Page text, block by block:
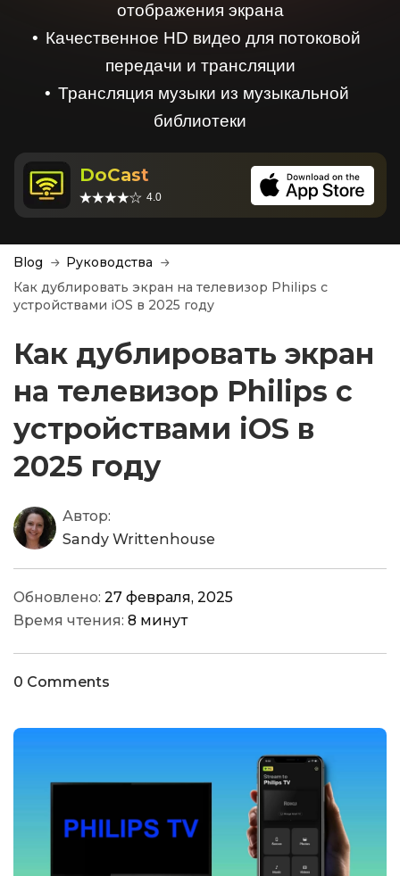
отображения экрана
Качественное HD видео для потоковой
передачи и трансляции
Трансляция музыки из музыкальной
библиотеки
DoCast
4.0
Blog
Руководства
Как дублировать экран на телевизор Philips с
устройствами iOS в 2025 году
Как дублировать экран
на телевизор Philips с
устройствами iOS в
2025 году
Автор:
Sandy Writtenhouse
Обновлено: 27 февраля, 2025
Время чтения: 8 минут
0 Comments